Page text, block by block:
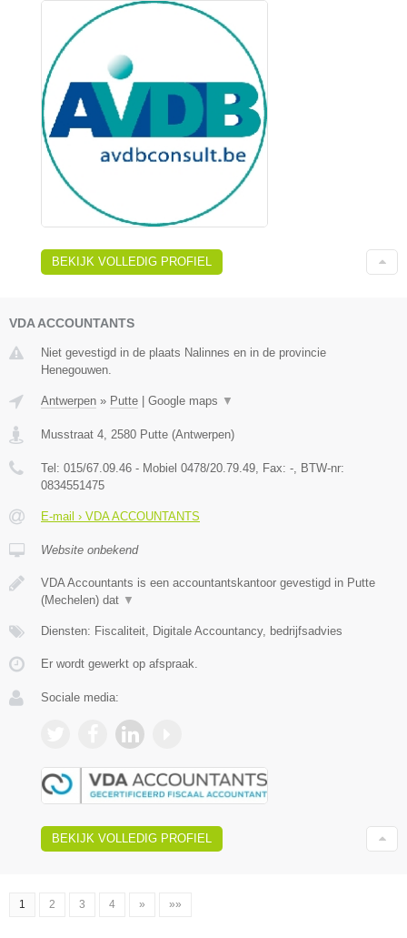
BEKIJK VOLLEDIG PROFIEL
VDA ACCOUNTANTS
Niet gevestigd in de plaats Nalinnes en in de provincie
Henegouwen.
Antwerpen » Putte | Google maps ▼
Musstraat 4 2580 Putte (Antwerpen)
Tel: 015/67.09.46 - Mobiel 0478/20.79.49 , Fax: - , BTW-nr:
0834551475
E-mail › VDA ACCOUNTANTS
Website onbekend
VDA Accountants is een accountantskantoor gevestigd in Putte
(Mechelen) dat ▼
Diensten: Fiscaliteit, Digitale Accountancy, bedrijfsadvies
Er wordt gewerkt op afspraak.
Sociale media:
BEKIJK VOLLEDIG PROFIEL
1 2 3 4 » »»